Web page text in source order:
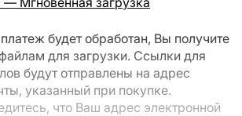
будет обработан, Вы получите
для загрузки. Ссылки для
будут отправлены на адрес
указанный при покупке.
что Ваш адрес электронной